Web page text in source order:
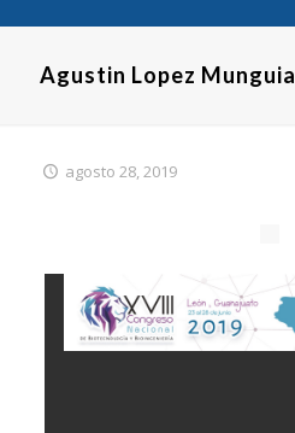
Agustin Lopez Munguia
agosto 28, 2019